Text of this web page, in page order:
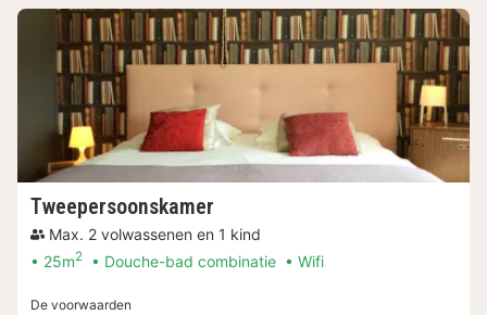
Tweepersoonskamer
Max. 2 volwassenen en 1 kind
25m2 Douche-bad combinatie Wifi
De voorwaarden